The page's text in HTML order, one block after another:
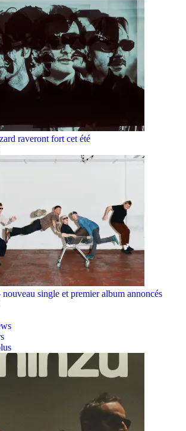
raveront fort cet été
single et premier album annoncés